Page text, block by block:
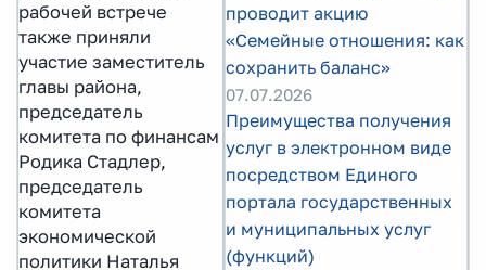
рабочей встрече
также приняли
участие заместитель
главы района,
председатель
комитета по финансам
Родика Стадлер,
председатель
комитета
экономической
политики Наталья
проводит акцию
«Семейные отношения: как
сохранить баланс»
07.07.2026
Преимущества получения
услуг в электронном виде
посредством Единого
портала государственных
и муниципальных услуг
(функций)